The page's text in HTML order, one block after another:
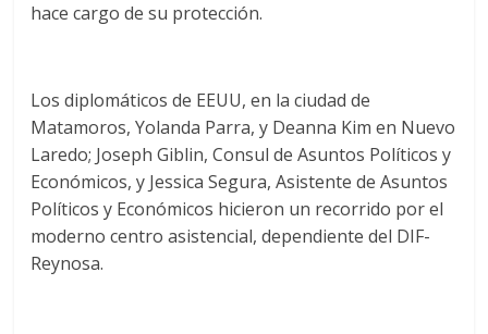
hace cargo de su protección.
Los diplomáticos de EEUU, en la ciudad de
Matamoros, Yolanda Parra, y Deanna Kim en Nuevo
Laredo; Joseph Giblin, Consul de Asuntos Políticos y
Económicos, y Jessica Segura, Asistente de Asuntos
Políticos y Económicos hicieron un recorrido por el
moderno centro asistencial, dependiente del DIF-
Reynosa.